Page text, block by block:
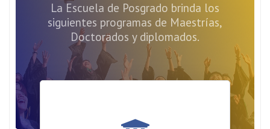
La Escuela de Posgrado brinda los
siguientes programas de Maestrías,
Doctorados y diplomados.